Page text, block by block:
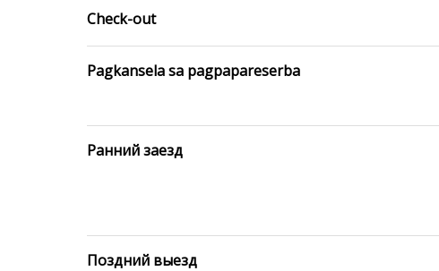
Check-out
Pagkansela sa pagpapareserba
Ранний заезд
Поздний выезд